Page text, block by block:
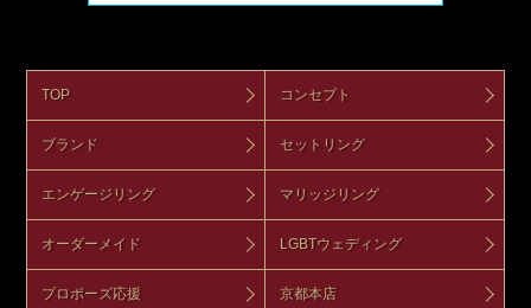
TOP コンセプト
ブランド セットリング
エンゲージリング マリッジリング
オーダーメイド LGBTウェディング
プロポーズ応援 京都本店